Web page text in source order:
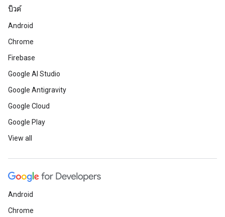
บิวด์
Android
Chrome
Firebase
Google AI Studio
Google Antigravity
Google Cloud
Google Play
View all
Android
Chrome